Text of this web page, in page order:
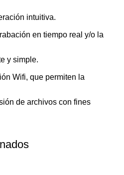
intuitiva.
en tiempo real y/o la
y simple.
Wifi, que permiten la
de archivos con fines